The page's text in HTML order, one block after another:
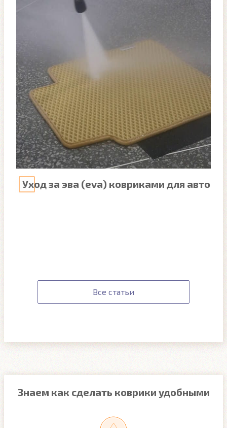
Уход за эва (eva) ковриками для авто
Все статьи
Знаем как сделать коврики удобными